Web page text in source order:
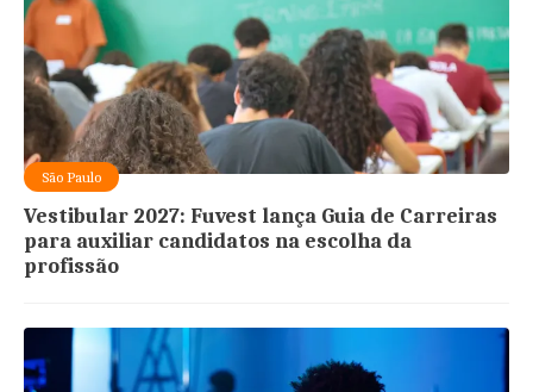
São Paulo
Vestibular 2027: Fuvest lança Guia de Carreiras
para auxiliar candidatos na escolha da
profissão